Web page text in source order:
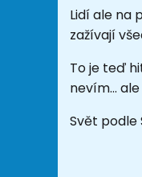
Lidí ale na
zažívají
To je teď
nevím...
Svět podle